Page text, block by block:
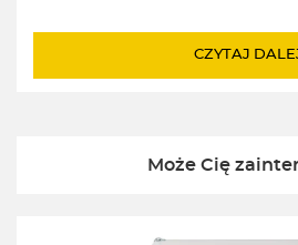
CZYTAJ
Może Cię